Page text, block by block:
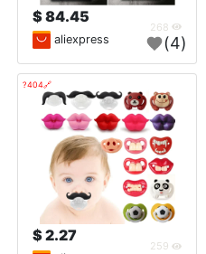
84.45 $
aliexpress (4)
🔗404?
2.27 $